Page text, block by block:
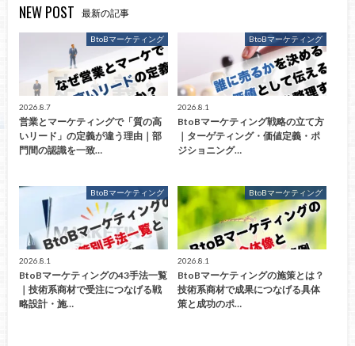
NEW POST 最新の記事
BtoBマーケティング
2026.8.7
営業とマーケティングで「質の高
いリード」の定義が違う理由｜部
門間の認識を一致…
BtoBマーケティング
2026.8.1
BtoBマーケティング戦略の立て方
｜ターゲティング・価値定義・ポ
ジショニング…
BtoBマーケティング
2026.8.1
BtoBマーケティングの43手法一覧
｜技術系商材で受注につなげる戦
略設計・施…
BtoBマーケティング
2026.8.1
BtoBマーケティングの施策とは？
技術系商材で成果につなげる具体
策と成功のポ…